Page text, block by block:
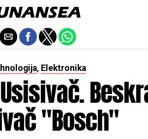
, Elektronika
"Bosch"